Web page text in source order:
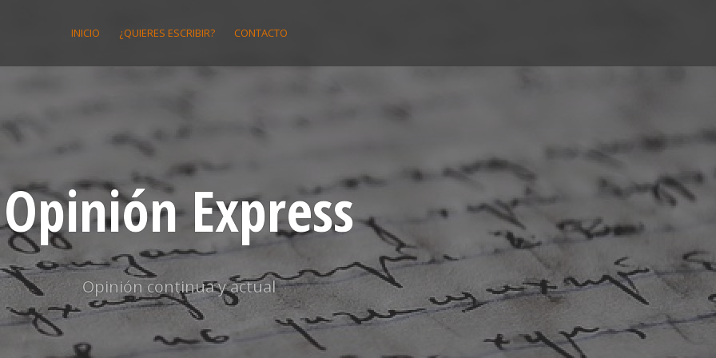
INICIO ¿QUIERES ESCRIBIR? CONTACTO
Opinión Express
Opinión continua y actual